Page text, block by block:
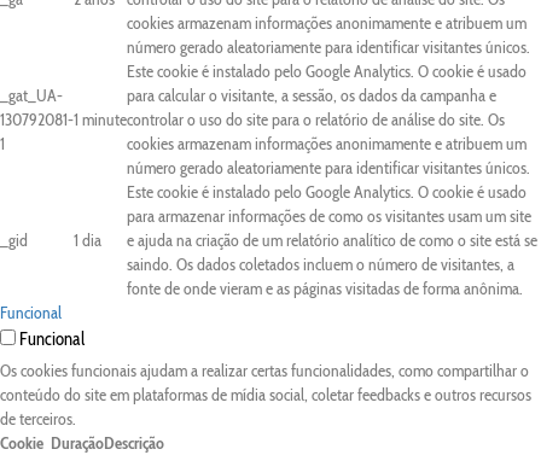
cookies armazenam informações anonimamente e atribuem um
número gerado aleatoriamente para identificar visitantes únicos.
_gat_UA-
130792081-
1
1 minute
Este cookie é instalado pelo Google Analytics. O cookie é usado
para calcular o visitante, a sessão, os dados da campanha e
controlar o uso do site para o relatório de análise do site. Os
cookies armazenam informações anonimamente e atribuem um
número gerado aleatoriamente para identificar visitantes únicos.
_gid 1 dia
Este cookie é instalado pelo Google Analytics. O cookie é usado
para armazenar informações de como os visitantes usam um site
e ajuda na criação de um relatório analítico de como o site está se
saindo. Os dados coletados incluem o número de visitantes, a
fonte de onde vieram e as páginas visitadas de forma anônima.
Funcional
Funcional
Os cookies funcionais ajudam a realizar certas funcionalidades, como compartilhar o
conteúdo do site em plataformas de mídia social, coletar feedbacks e outros recursos
de terceiros.
Cookie DuraçãoDescrição